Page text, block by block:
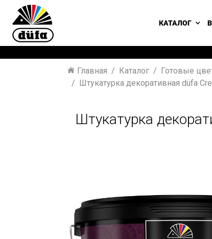
КАТАЛОГ
Главная Каталог Готовые
Штукатурка декоративная düfa
Штукатурка